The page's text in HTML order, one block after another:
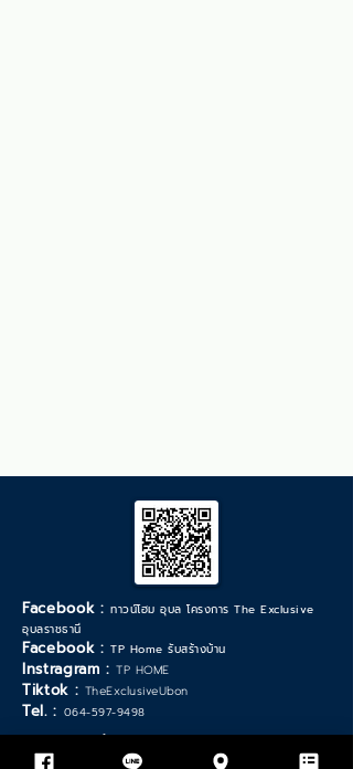
Facebook :ทาวน์โฮม อุบล โครงการ The Exclusive
อุบลราชธานี
Facebook :TP Home รับสร้างบ้าน
Instragram : TP HOME
Tiktok : TheExclusiveUbon
Tel. : 064-597-9498
*วันเวลาทำการ จันทร์ - เสาร์ :9.00 - 17.30น